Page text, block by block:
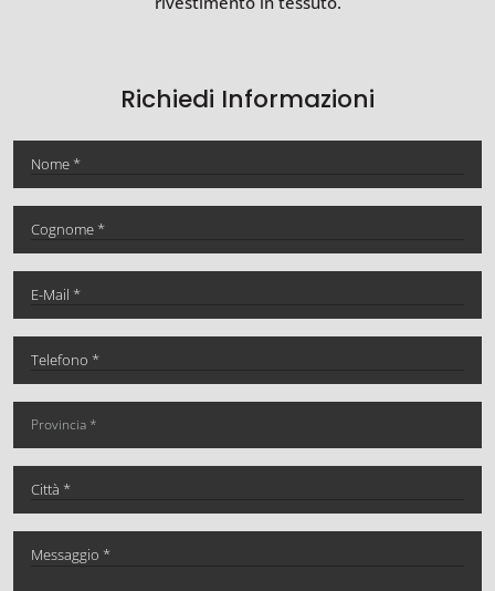
Richiedi Informazioni